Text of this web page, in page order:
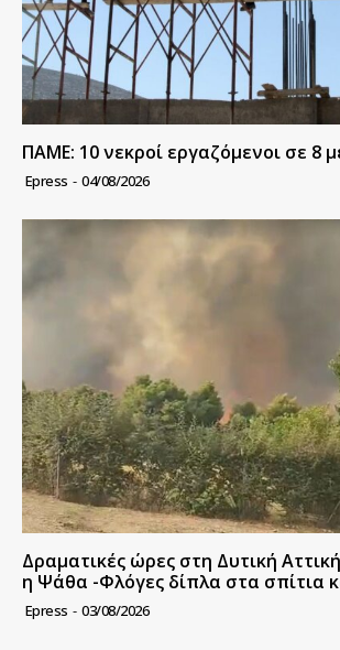
ΠΑΜΕ: 10 νεκροί εργαζόμενοι σε 8
Epress - 04/08/2026
Δραματικές ώρες στη Δυτική
η Ψάθα -Φλόγες δίπλα στα σπίτια
Epress - 03/08/2026